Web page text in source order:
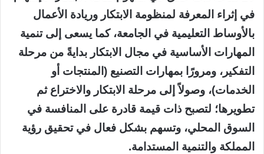
في إثراء المعرفة لمنظومة الابتكار وريادة الأعمال
بالأوساط التعليمية في الجامعة، كما يسعى إلى تنمية
المهارات الأساسية في مجال الابتكار بدايةً من مرحلة
التفكير، ومرورًا بمهارات التصنيع (المنتجات أو
الخدمات)، وصولاً إلى مرحلة الابتكار والاختراع ثم
تطويرها؛ لتصبح ذات قيمة قادرة على المنافسة في
السوق المحلي، وتسهم بشكل فعال في تحقيق رؤية
المملكة والتنمية المستدامة.